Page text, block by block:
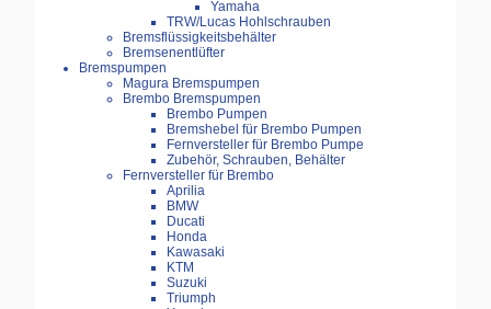
Yamaha
TRW/Lucas Hohlschrauben
Bremsflüssigkeitsbehälter
Bremsenentlüfter
Bremspumpen
Magura Bremspumpen
Brembo Bremspumpen
Brembo Pumpen
Bremshebel für Brembo Pumpen
Fernversteller für Brembo Pumpe
Zubehör, Schrauben, Behälter
Fernversteller für Brembo
Aprilia
BMW
Ducati
Honda
Kawasaki
KTM
Suzuki
Triumph